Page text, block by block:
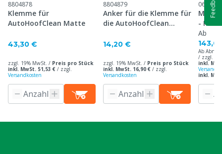
8804878
Klemme für
AutoHoofClean Matte
43,30 €
zzgl. 19% MwSt. / Preis pro Stück
inkl. MwSt. 51,53 € / zzgl.
Versandkosten
8804879
Anker für die Klemme für
die AutoHoofClean
14,20 €
zzgl. 19% MwSt. / Preis pro Stück
inkl. MwSt. 16,90 € / zzgl.
Versandkosten
0609971
MS
-
Ab
Ab
/ zzgl.
inkl.
inkl.